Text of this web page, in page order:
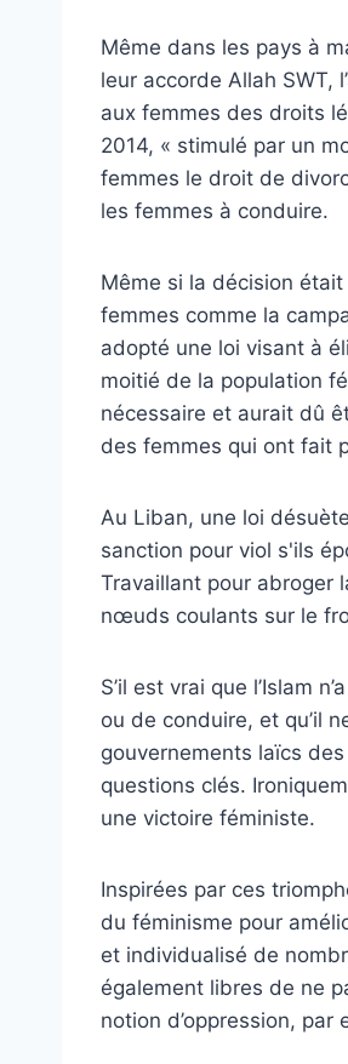
Même dans les pays à
leur accorde Allah SWT,
aux femmes des droits
2014, « stimulé par un
femmes le droit de
les femmes à conduire.
Même si la décision
femmes comme la
adopté une loi visant à
moitié de la population
nécessaire et aurait dû
des femmes qui ont fait
Au Liban, une loi
sanction pour viol s'ils
Travaillant pour abroger
nœuds coulants sur le
S’il est vrai que l’Islam
ou de conduire, et qu’il
gouvernements laïcs
questions clés.
une victoire féministe.
Inspirées par ces
du féminisme pour
et individualisé de
également libres de ne
notion d’oppression, par